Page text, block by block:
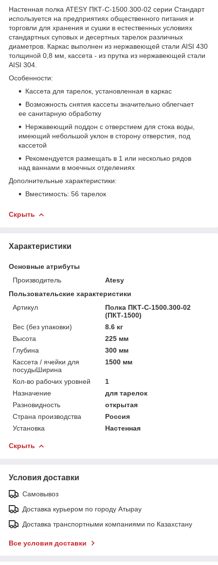
Настенная​ полка ATESY ПКТ-С-1500.300-02 серии Стандарт
используется на предприятиях общественного питания и
торговли для хранения и сушки в естественных условиях
стандартных суповых и десертных тарелок различных
диаметров. Каркас выполнен из нержавеющей стали AISI 430
толщиной 0,8 мм, кассета - из прутка из нержавеющей стали
AISI 304.
Особенности:
Кассета для тарелок, установленная в каркас
Возможность снятия кассеты значительно облегчает
ее санитарную обработку
Нержавеющий поддон с отверстием для стока воды,
имеющий небольшой уклон в сторону отверстия, под
кассетой
Рекомендуется размещать в 1 или несколько рядов
над ваннами в моечных отделениях
Дополнительные характеристики:
Вместимость: 56 тарелок
Скрыть
Характеристики
Основные атрибуты
Производитель
Atesy
Пользовательские характеристики
Артикул
Полка ПКТ-С-1500.300-02
(ПКТ-1500)
Вес (без упаковки)
8.6 кг
Высота
225 мм
Глубина
300 мм
Кассета / ячейки для
посудыШирина
1500 мм
Кол-во рабочих уровней
1
Назначение
для тарелок
Разновидность
открытая
Страна производства
Россия
Установка
Настенная
Скрыть
Условия доставки
Самовывоз
Доставка курьером по городу Атырау
Доставка транспортными компаниями по Казахстану
Все условия доставки